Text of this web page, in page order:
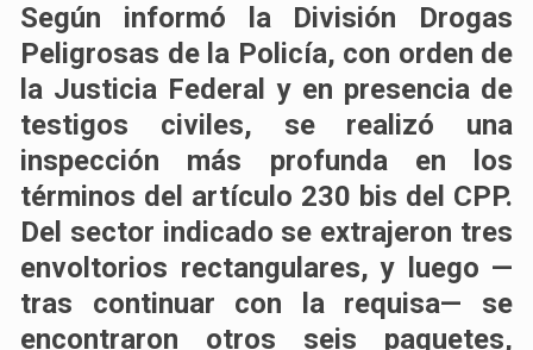
Según informó la División Drogas
Peligrosas de la Policía, con orden de
la Justicia Federal y en presencia de
testigos civiles, se realizó una
inspección más profunda en los
términos del artículo 230 bis del CPP.
Del sector indicado se extrajeron tres
envoltorios rectangulares, y luego —
tras continuar con la requisa— se
encontraron otros seis paquetes,